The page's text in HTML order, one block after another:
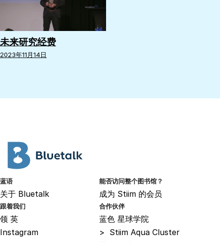
未来研究经费
2023年11月14日
蓝语
关于 Bluetalk
能否访问整个图书馆？
成为 Stiim 的会员
跟着我们
领 英
Instagram
合作伙伴
蓝色 星球学院
> Stiim Aqua Cluster